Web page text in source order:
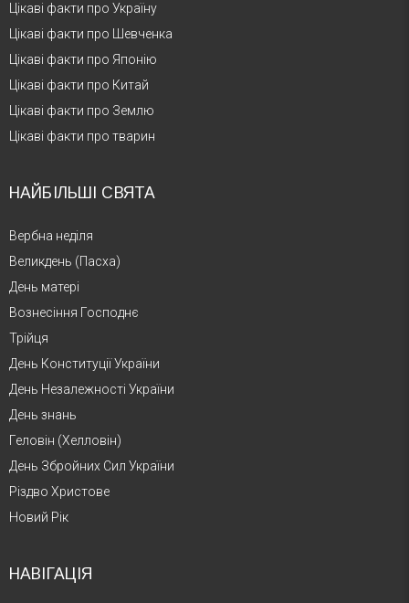
Цікаві факти про Україну
Цікаві факти про Шевченка
Цікаві факти про Японію
Цікаві факти про Китай
Цікаві факти про Землю
Цікаві факти про тварин
НАЙБІЛЬШІ СВЯТА
Вербна неділя
Великдень (Пасха)
День матері
Вознесіння Господнє
Трійця
День Конституції України
День Незалежності України
День знань
Геловін (Хелловін)
День Збройних Сил України
Різдво Христове
Новий Рік
НАВІГАЦІЯ